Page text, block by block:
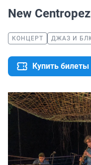
New
КОНЦЕРТ ДЖАЗ И
Купить билеты